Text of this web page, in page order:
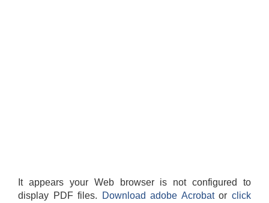
It appears your Web browser is not configured to
display PDF files.
Download adobe Acrobatorclick